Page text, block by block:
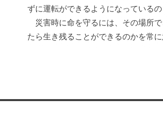
ずに運転ができるようになっているの
災害時に命を守るには、その場所
たら生き残ることができるのかを常に